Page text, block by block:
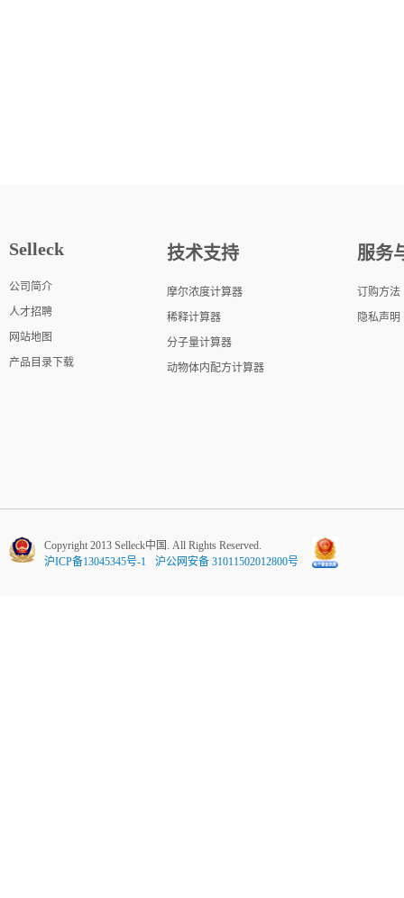
Selleck
公司简介
人才招聘
网站地图
产品目录下载
技术支持
摩尔浓度计算器
稀释计算器
分子量计算器
动物体内配方计算器
服务
订购方法
隐私声明
Copyright 2013 Selleck中国. All Rights Reserved.
沪ICP备13045345号-1
沪公网安备 31011502012800号